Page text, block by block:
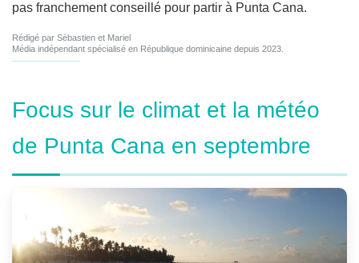
pas franchement conseillé pour partir à Punta Cana.
Rédigé par Sébastien et Mariel
Média indépendant spécialisé en République dominicaine depuis 2023.
Focus sur le climat et la météo
de Punta Cana en septembre